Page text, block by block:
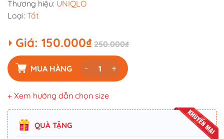
Thương hiệu: UNIQLO
Loại: Tất
Giá: 150.000₫ 250.000₫
MUA HÀNG - +
+ Xem hướng dẫn chọn size
QUÀ TẶNG